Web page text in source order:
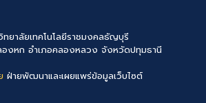
ทยาลัยเทคโนโลยีราชมงคลธัญบุรี
งหก อำเภอคลองหลวง จังหวัดปทุมธานี
ฝ่ายพัฒนาและเผยแพร่ข้อมูลเว็บไซต์